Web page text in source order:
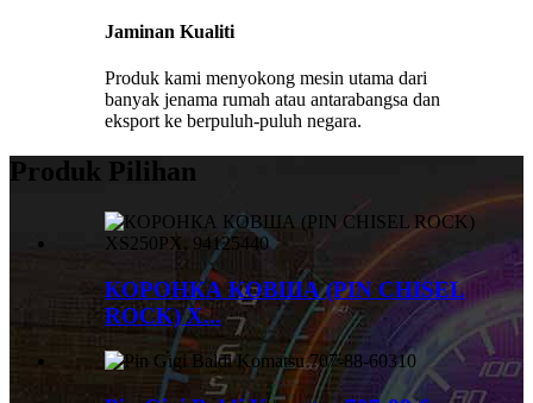
Jaminan Kualiti
Produk kami menyokong mesin utama dari
banyak jenama rumah atau antarabangsa dan
eksport ke berpuluh-puluh negara.
Produk Pilihan
КОРОНКА КОВША (PIN CHISEL
ROCK) X...